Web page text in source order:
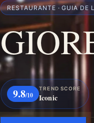
RESTAURANTE · GUIA DE
9.8/10
TREND SCORE
Iconic